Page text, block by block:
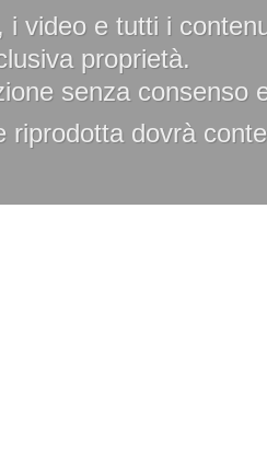
i video e tutti i
proprietà.
senza consenso
riprodotta dovrà